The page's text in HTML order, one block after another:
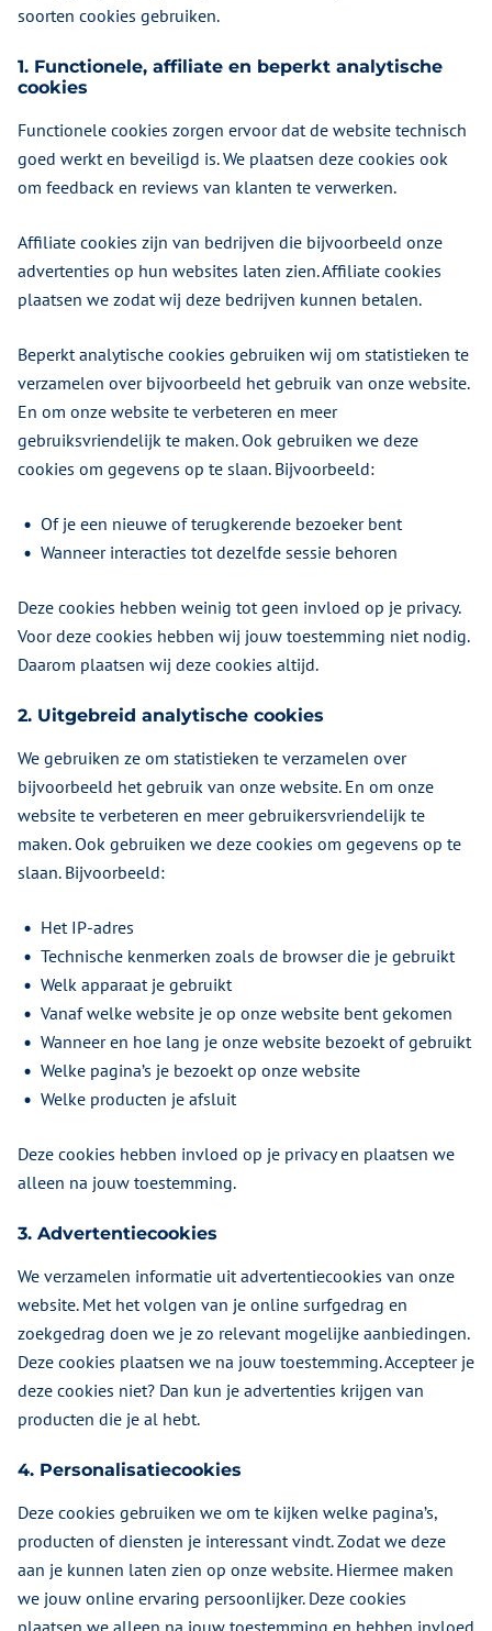
soorten cookies gebruiken.
1. Functionele, affiliate en beperkt analytische
cookies
Functionele cookies zorgen ervoor dat de website technisch
goed werkt en beveiligd is. We plaatsen deze cookies ook
om feedback en reviews van klanten te verwerken.
Affiliate cookies zijn van bedrijven die bijvoorbeeld onze
advertenties op hun websites laten zien. Affiliate cookies
plaatsen we zodat wij deze bedrijven kunnen betalen.
Beperkt analytische cookies gebruiken wij om statistieken te
verzamelen over bijvoorbeeld het gebruik van onze website.
En om onze website te verbeteren en meer
gebruiksvriendelijk te maken. Ook gebruiken we deze
cookies om gegevens op te slaan. Bijvoorbeeld:
Of je een nieuwe of terugkerende bezoeker bent
Wanneer interacties tot dezelfde sessie behoren
Deze cookies hebben weinig tot geen invloed op je privacy.
Voor deze cookies hebben wij jouw toestemming niet nodig.
Daarom plaatsen wij deze cookies altijd.
2. Uitgebreid analytische cookies
We gebruiken ze om statistieken te verzamelen over
bijvoorbeeld het gebruik van onze website. En om onze
website te verbeteren en meer gebruikersvriendelijk te
maken. Ook gebruiken we deze cookies om gegevens op te
slaan. Bijvoorbeeld:
Het IP-adres
Technische kenmerken zoals de browser die je gebruikt
Welk apparaat je gebruikt
Vanaf welke website je op onze website bent gekomen
Wanneer en hoe lang je onze website bezoekt of gebruikt
Welke pagina’s je bezoekt op onze website
Welke producten je afsluit
Deze cookies hebben invloed op je privacy en plaatsen we
alleen na jouw toestemming.
3. Advertentiecookies
We verzamelen informatie uit advertentiecookies van onze
website. Met het volgen van je online surfgedrag en
zoekgedrag doen we je zo relevant mogelijke aanbiedingen.
Deze cookies plaatsen we na jouw toestemming. Accepteer je
deze cookies niet? Dan kun je advertenties krijgen van
producten die je al hebt.
4. Personalisatiecookies
Deze cookies gebruiken we om te kijken welke pagina’s,
producten of diensten je interessant vindt. Zodat we deze
aan je kunnen laten zien op onze website. Hiermee maken
we jouw online ervaring persoonlijker. Deze cookies